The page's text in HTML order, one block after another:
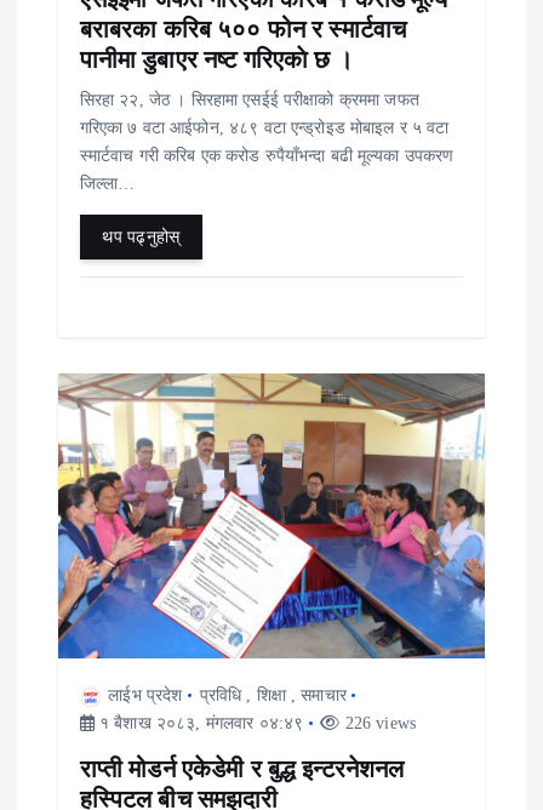
बराबरका करिब ५०० फोन र स्मार्टवाच
पानीमा डुबाएर नष्ट गरिएकाे छ ।
सिरहा २२, जेठ । सिरहामा एसईई परीक्षाको क्रममा जफत
गरिएका ७ वटा आईफोन, ४८९ वटा एन्ड्रोइड मोबाइल र ५ वटा
स्मार्टवाच गरी करिब एक करोड रुपैयाँभन्दा बढी मूल्यका उपकरण
जिल्ला…
थप पढ्नुहोस्
लाईभ प्रदेश प्रविधि, शिक्षा,समाचार
१ बैशाख २०८३, मंगलवार ०४:४९
226 views
राप्ती मोडर्न एकेडेमी र बुद्ध इन्टरनेशनल
हस्पिटल बीच समझदारी